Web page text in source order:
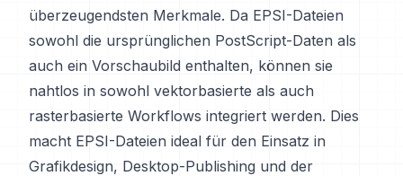
überzeugendsten Merkmale. Da EPSI-Dateien
sowohl die ursprünglichen PostScript-Daten als
auch ein Vorschaubild enthalten, können sie
nahtlos in sowohl vektorbasierte als auch
rasterbasierte Workflows integriert werden. Dies
macht EPSI-Dateien ideal für den Einsatz in
Grafikdesign, Desktop-Publishing und der